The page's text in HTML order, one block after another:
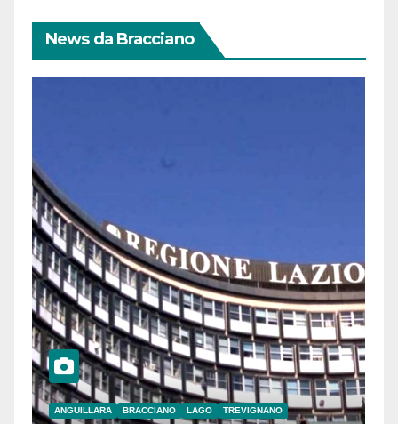
News da Bracciano
ANGUILLARA BRACCIANO LAGO TREVIGNANO